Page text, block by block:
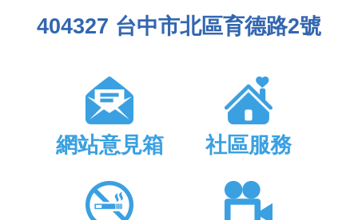
404327 台中市北區育德路2號
網站意見箱 社區服務